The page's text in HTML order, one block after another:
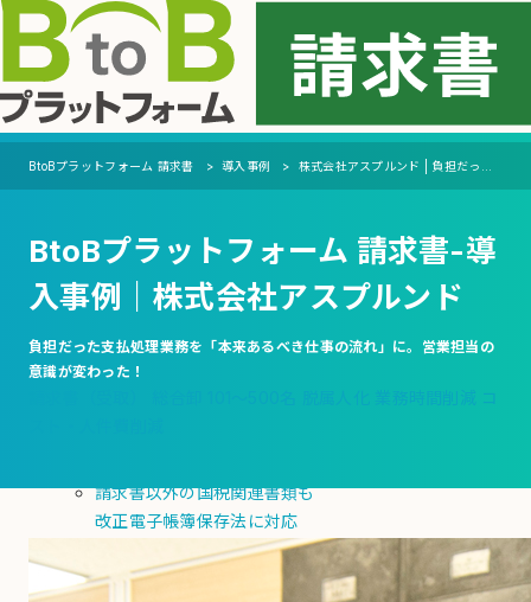
MENU
機能
支払側（受取機能）
自動化
会計ソフト・システムへの連携を自動化
支払通知書の電子化・自動発行
電子化
デジタル請求書の受領
請求書以外の国税関連書類も
改正電子帳簿保存法に対応
請求書の受領代行・委託
請求側（発行機能）
BtoBプラットフォーム 請求書 導入事例 株式会社アスプルンド | 負担だった支払処理業務を「本来あるべき仕事の流れ」に。営業担当の意識が変わった！
BtoBプラットフォーム 請求書-導
入事例｜株式会社アスプルンド
負担だった支払処理業務を「本来あるべき仕事の流れ」に。営業担当の
意識が変わった！
業務時間削減 コ